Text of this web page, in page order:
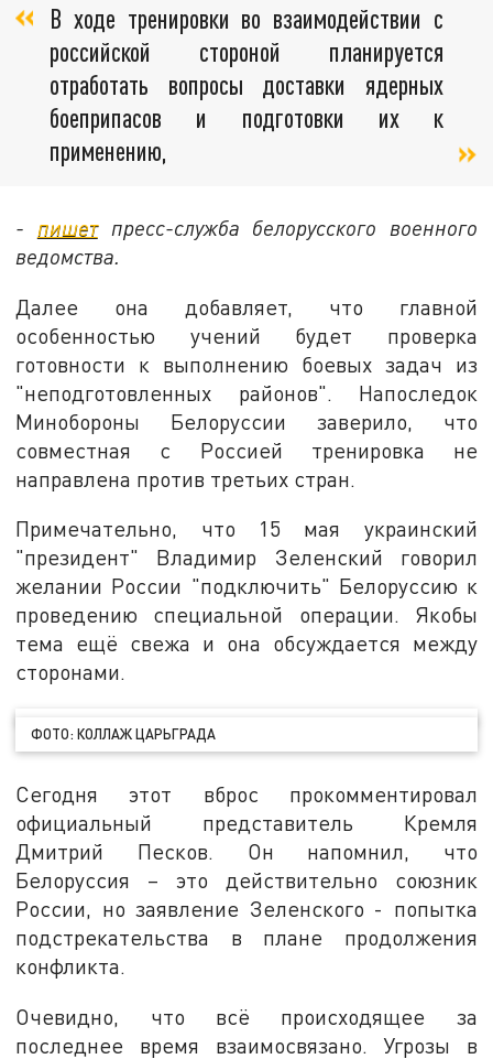
В ходе тренировки во взаимодействии с
российской стороной планируется
отработать вопросы доставки ядерных
боеприпасов и подготовки их к
применению,
- пишетпресс-служба белорусского военного
ведомства.
Далее она добавляет, что главной
особенностью учений будет проверка
готовности к выполнению боевых задач из
"неподготовленных районов". Напоследок
Минобороны Белоруссии заверило, что
совместная с Россией тренировка не
направлена против третьих стран.
Примечательно, что 15 мая украинский
"президент" Владимир Зеленский говорил
желании России "подключить" Белоруссию к
проведению специальной операции. Якобы
тема ещё свежа и она обсуждается между
сторонами.
ФОТО: КОЛЛАЖ ЦАРЬГРАДА
Сегодня этот вброс прокомментировал
официальный представитель Кремля
Дмитрий Песков. Он напомнил, что
Белоруссия – это действительно союзник
России, но заявление Зеленского - попытка
подстрекательства в плане продолжения
конфликта.
Очевидно, что всё происходящее за
последнее время взаимосвязано. Угрозы в